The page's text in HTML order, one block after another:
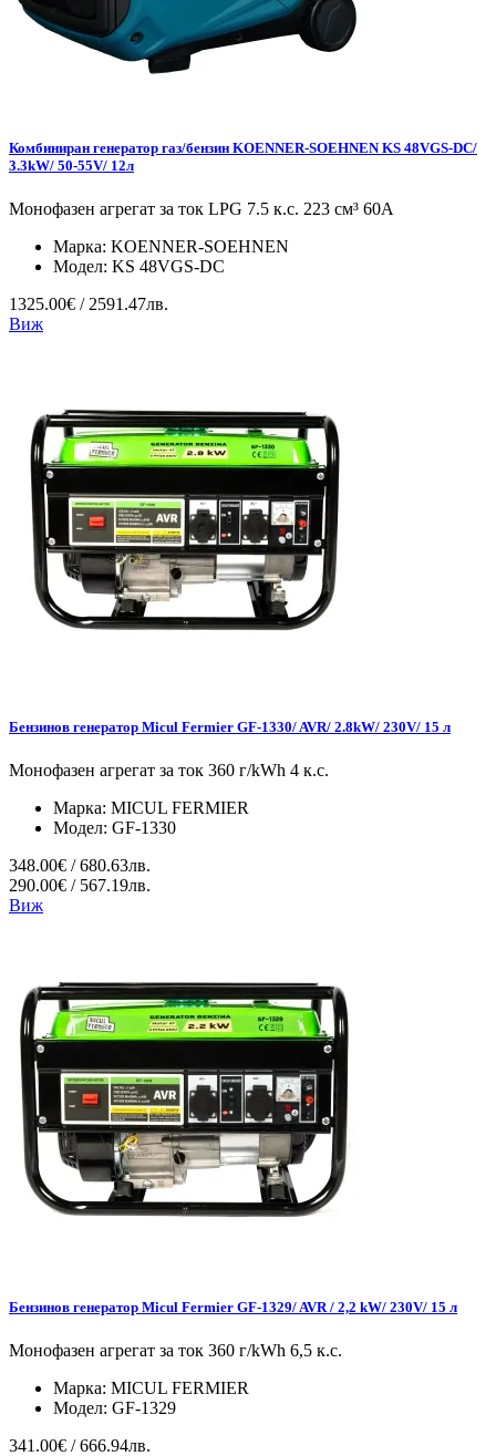
Комбиниран генератор газ/бензин KOENNER-SOEHNEN KS 48VGS-DC/
3.3kW/ 50-55V/ 12л
Монофазен агрегат за ток LPG 7.5 к.с. 223 см³ 60А
Марка: KOENNER-SOEHNEN
Модел: KS 48VGS-DC
1325.00€ / 2591.47лв.
Виж
Бензинов генератор Micul Fermier GF-1330/ AVR/ 2.8kW/ 230V/ 15 л
Монофазен агрегат за ток 360 г/kWh 4 к.с.
Марка: MICUL FERMIER
Модел: GF-1330
348.00€ / 680.63лв.
290.00€ / 567.19лв.
Виж
Бензинов генератор Micul Fermier GF-1329/ AVR / 2,2 kW/ 230V/ 15 л
Монофазен агрегат за ток 360 г/kWh 6,5 к.с.
Марка: MICUL FERMIER
Модел: GF-1329
341.00€ / 666.94лв.